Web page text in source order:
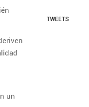
un
TWEETS